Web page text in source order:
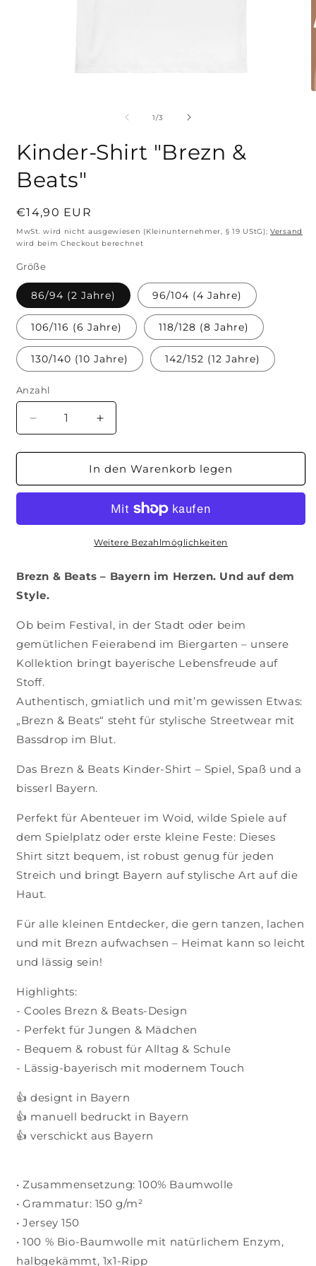
1/von
3
Kinder-Shirt "Brezn &
Beats"
Normaler
Preis
€14,90 EUR
MwSt. wird nicht ausgewiesen (Kleinunternehmer, § 19 UStG);Versand
wird beim Checkout berechnet
Größe
86/94 (2 Jahre) 96/104 (4 Jahre)
106/116 (6 Jahre) 118/128 (8 Jahre)
130/140 (10 Jahre) 142/152 (12 Jahre)
Anzahl
Verringere
die
Menge
Kinder-
&amp;
Beats&quot;
Erhöhe
die
Menge
für
Kinder-
&quot;Brezn
&amp;
Beats&quot;
In den Warenkorb legen
Weitere Bezahlmöglichkeiten
Brezn & Beats – Bayern im Herzen. Und auf dem
Style.
Ob beim Festival, in der Stadt oder beim
gemütlichen Feierabend im Biergarten – unsere
Kollektion bringt bayerische Lebensfreude auf
Stoff.
Authentisch, gmiatlich und mit’m gewissen Etwas:
„Brezn & Beats“ steht für stylische Streetwear mit
Bassdrop im Blut.
Das Brezn & Beats Kinder-Shirt – Spiel, Spaß und a
bisserl Bayern.
Perfekt für Abenteuer im Woid, wilde Spiele auf
dem Spielplatz oder erste kleine Feste: Dieses
Shirt sitzt bequem, ist robust genug für jeden
Streich und bringt Bayern auf stylische Art auf die
Haut.
Für alle kleinen Entdecker, die gern tanzen, lachen
und mit Brezn aufwachsen – Heimat kann so leicht
und lässig sein!
Highlights:
- Cooles Brezn & Beats-Design
- Perfekt für Jungen & Mädchen
- Bequem & robust für Alltag & Schule
- Lässig-bayerisch mit modernem Touch
👍 designt in Bayern
👍 manuell bedruckt in Bayern
👍 verschickt aus Bayern
• Zusammensetzung: 100% Baumwolle
• Grammatur: 150 g/m²
• Jersey 150
• 100 % Bio-Baumwolle mit natürlichem Enzym,
halbgekämmt, 1x1-Ripp